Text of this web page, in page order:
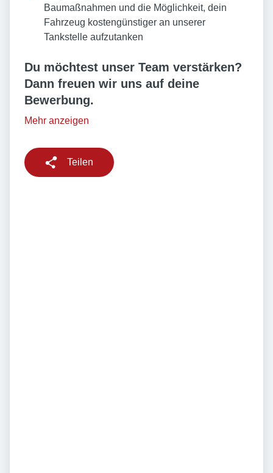
Baumaßnahmen und die Möglichkeit, dein
Fahrzeug kostengünstiger an unserer
Tankstelle aufzutanken
Du möchtest unser Team verstärken?
Dann freuen wir uns auf deine
Bewerbung.
Mehr anzeigen
Teilen